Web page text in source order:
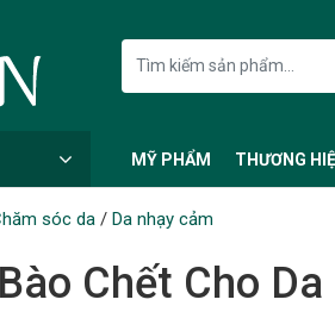
MỸ PHẨM THƯƠNG
sóc da/ Da nhạy cảm
Chết Cho